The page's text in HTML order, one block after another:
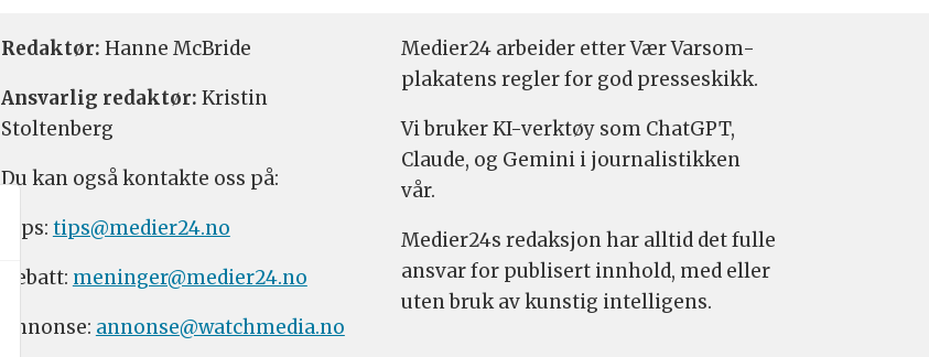
Redaktør: Hanne McBride
Ansvarlig redaktør: Kristin
Stoltenberg
Du kan også kontakte oss på:
Tips: tips@medier24.no
Debatt: meninger@medier24.no
Annonse: annonse@watchmedia.no
Medier24 arbeider etter Vær Varsom-
plakatens regler for god presseskikk.
Vi bruker KI-verktøy som ChatGPT,
Claude, og Gemini i journalistikken
vår.
Medier24s redaksjon har alltid det fulle
ansvar for publisert innhold, med eller
uten bruk av kunstig intelligens.